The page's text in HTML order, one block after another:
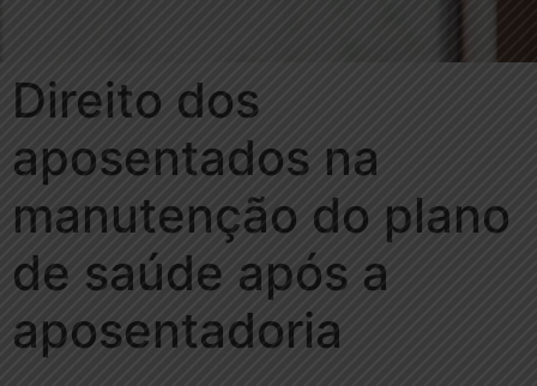
Direito dos
aposentados na
manutenção do plano
de saúde após a
aposentadoria